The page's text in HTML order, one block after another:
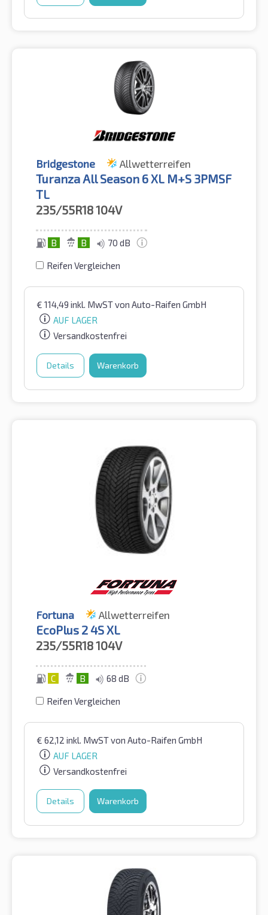
Bridgestone Allwetterreifen
Turanza All Season 6 XL M+S 3PMSF
TL
235/55R18104V
B B 70 dB
Reifen Vergleichen
€ 114,49 inkl. MwSTvon Auto-Raifen GmbH
AUF LAGER
Versandkostenfrei
Details Warenkorb
Fortuna Allwetterreifen
EcoPlus 2 4S XL
235/55R18104V
C B 68 dB
Reifen Vergleichen
€ 62,12 inkl. MwSTvon Auto-Raifen GmbH
AUF LAGER
Versandkostenfrei
Details Warenkorb